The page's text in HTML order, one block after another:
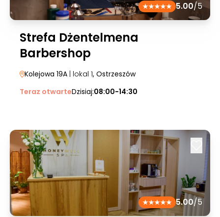
5.00/5
Strefa Dżentelmena
Barbershop
Kolejowa 19A | lokal 1, Ostrzeszów
Teraz otwarteDzisiaj:08:00-14:30
5.00/5